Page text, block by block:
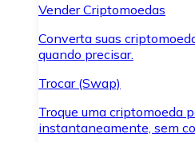
Vender Criptomoedas
Converta suas
quando precisar.
Trocar (Swap)
Troque uma criptomoeda
instantaneamente, sem